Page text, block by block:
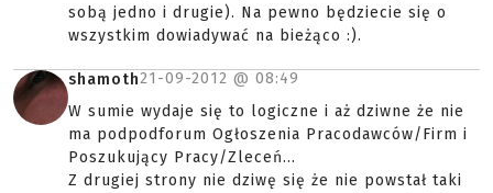
sobą jedno i drugie). Na pewno będziecie się o
wszystkim dowiadywać na bieżąco :).
shamoth21-09-2012 @ 08:49
W sumie wydaje się to logiczne i aż dziwne że nie
ma podpodforum Ogłoszenia Pracodawców/Firm i
Poszukujący Pracy/Zleceń...
Z drugiej strony nie dziwę się że nie powstał taki